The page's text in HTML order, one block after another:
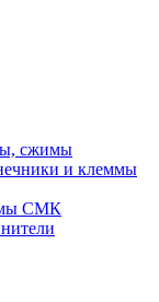
сжимы
и клеммы
СМК